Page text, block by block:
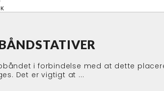
i forbindelse med at dette
Det er vigtigt at ...